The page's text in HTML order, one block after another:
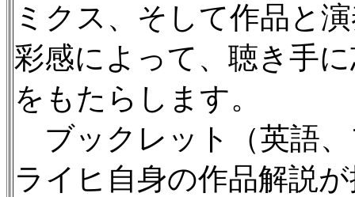
ミクス、そして作品と
彩感によって、聴き手
をもたらします。
ブックレット（英語
ライヒ自身の作品解説